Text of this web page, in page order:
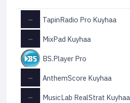
TapinRadio Pro Kuyhaa
MixPad Kuyhaa
BS.Player Pro
AnthemScore Kuyhaa
MusicLab RealStrat Kuyhaa